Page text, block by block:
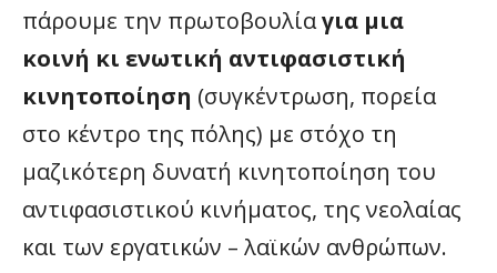
πάρουμε την πρωτοβουλίαγια μια
κοινή κι ενωτική αντιφασιστική
κινητοποίηση (συγκέντρωση, πορεία
στο κέντρο της πόλης) με στόχο τη
μαζικότερη δυνατή κινητοποίηση του
αντιφασιστικού κινήματος, της νεολαίας
και των εργατικών – λαϊκών ανθρώπων.